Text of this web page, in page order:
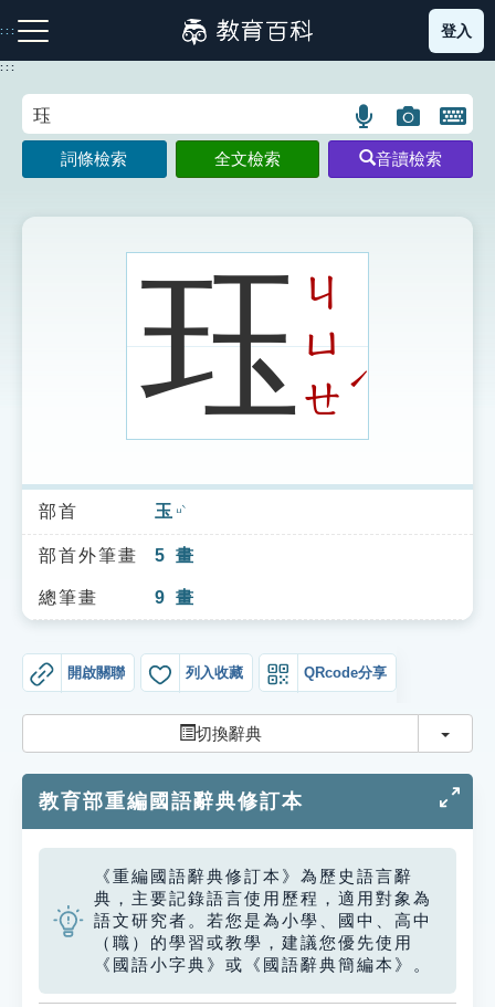
到
主
:::
注音索引圖示 筆畫索引圖示 部首索引表圖示
索引選單
知識索引
單字索引
貓頭鷹博士
登入
:::
語
言
搜
示
圖
片
搜
開
鍵
圖
詞條檢索 全文檢索 音讀檢索
珏 ㄐ
ㄩ
ㄝ
ˊ
部首 玉 ㄩˋ
部首外筆畫 5 畫
總筆畫 9 畫
開啟關聯 列入收藏 QRcode分享
切換辭典 切換
教育部重編國語辭典修訂本
《重編國語辭典修訂本》為歷史語言辭
典，主要記錄語言使用歷程，適用對象為
語文研究者。若您是為小學、國中、高中
（職）的學習或教學，建議您優先使用
《國語小字典》或《國語辭典簡編本》。